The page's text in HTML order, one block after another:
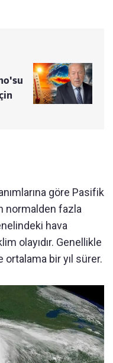
göre Pasifik
normalden fazla
hava
olayıdır. Genellikle
ortalama bir yıl sürer.